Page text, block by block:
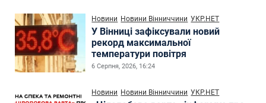
Новини Новини Вінниччини УКР.НЕТ
У Вінниці зафіксували новий
рекорд максимальної
температури повітря
6 Серпня, 2026, 16:24
Новини Новини Вінниччини УКР.НЕТ